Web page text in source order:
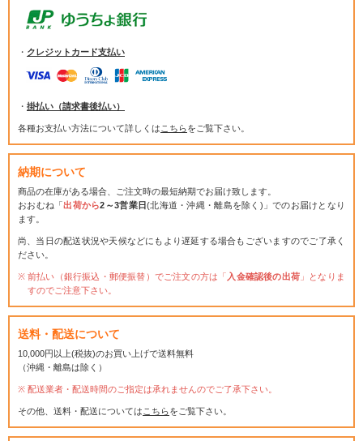
・ クレジットカード支払い
・ 掛払い（請求書後払い）
各種お支払い方法について詳しくは こちらをご覧下さい。
納期について
商品の在庫がある場合、ご注文時の最短納期でお届け致します。
おおむね「出荷から2～3営業日(北海道・沖縄・離島を除く)」でのお届けとなり
ます。
尚、当日の配送状況や天候などにもより遅延する場合もございますのでご了承く
ださい。
前払い（銀行振込・郵便振替）でご注文の方は「 入金確認後の出荷 」となりま
すのでご注意下さい。
送料・配送について
10,000円以上(税抜)のお買い上げで送料無料
（沖縄・離島は除く）
配送業者・配送時間のご指定は承れませんのでご了承下さい。
その他、送料・配送については こちらをご覧下さい。